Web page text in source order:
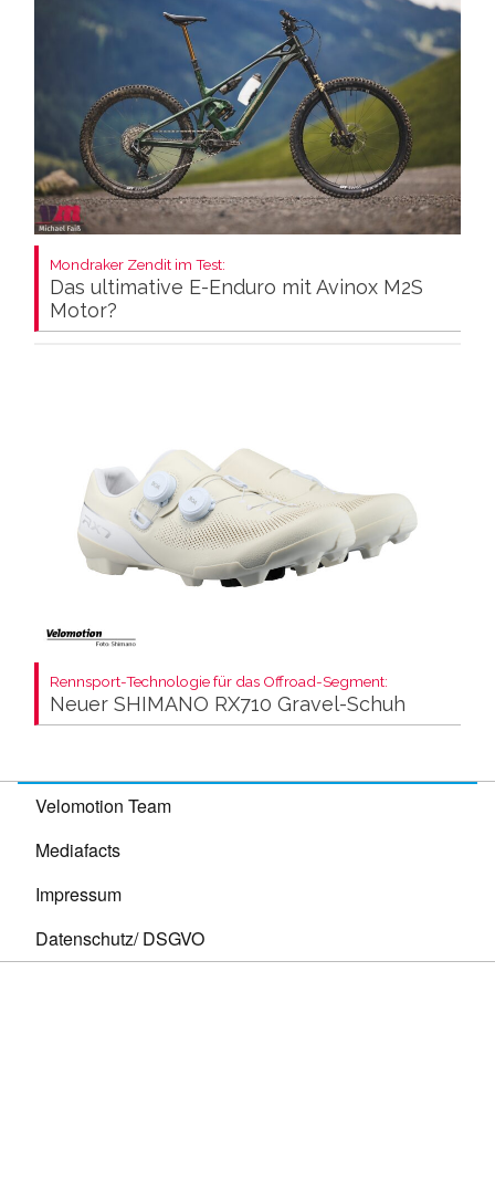
Mondraker Zendit im Test:
Das ultimative E-Enduro mit Avinox M2S
Motor?
Rennsport-Technologie für das Offroad-Segment:
Neuer SHIMANO RX710 Gravel-Schuh
Velomotion Team
Mediafacts
Impressum
Datenschutz/ DSGVO